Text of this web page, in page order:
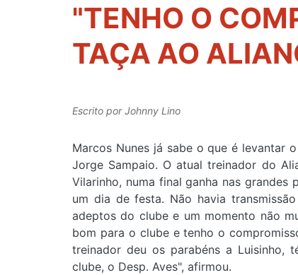
"TENHO O
TAÇA AO
Escrito porJohnny Lino
Marcos Nunes já sabe o que é levantar
Jorge Sampaio. O atual treinador do
Vilarinho, numa final ganha nas grandes
um dia de festa. Não havia
adeptos do clube e um momento não
bom para o clube e tenho o
treinador deu os parabéns a Luisinho,
clube, o Desp. Aves", afirmou.